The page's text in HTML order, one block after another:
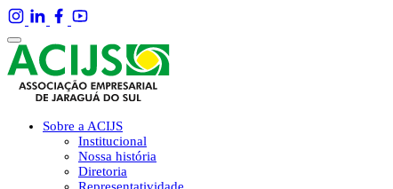
Sobre a ACIJS
Institucional
Nossa história
Diretoria